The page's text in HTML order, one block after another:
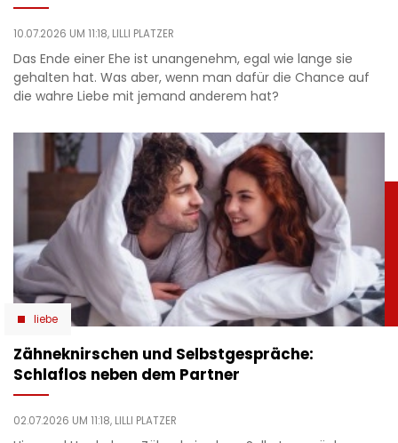
10.07.2026 UM 11:18, LILLI PLATZER
Das Ende einer Ehe ist unangenehm, egal wie lange sie
gehalten hat. Was aber, wenn man dafür die Chance auf
die wahre Liebe mit jemand anderem hat?
liebe
Zähneknirschen und Selbstgespräche:
Schlaflos neben dem Partner
02.07.2026 UM 11:18, LILLI PLATZER